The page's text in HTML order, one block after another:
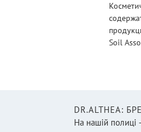
Soil
DR.ALTHEA:
На нашій полиці